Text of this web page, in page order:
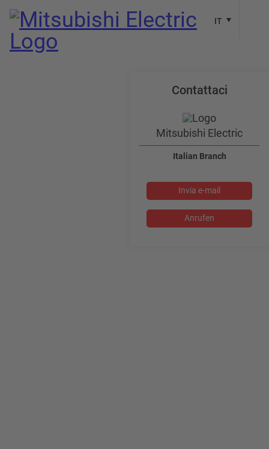
IT
Contattaci
Mitsubishi Electric
Italian Branch
Invia e-mail
Anrufen